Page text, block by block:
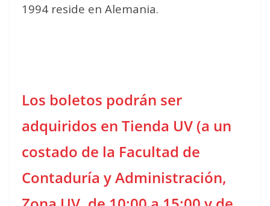
1994 reside en Alemania.
Los boletos podrán ser
adquiridos en Tienda UV (a un
costado de la Facultad de
Contaduría y Administración,